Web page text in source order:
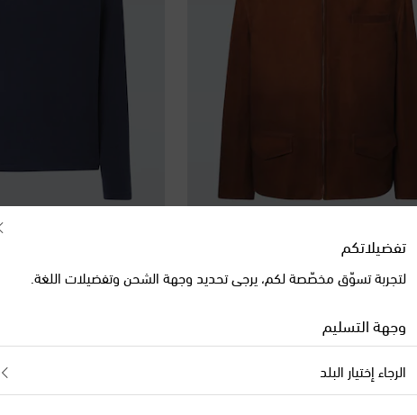
تفضيلاتكم
لتجربة تسوّق مخصّصة لكم، يرجى تحديد وجهة الشحن وتفضيلات اللغة.
وجهة التسليم
الرجاء إختيار البلد